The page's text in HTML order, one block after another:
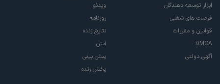
ابزار توسعه دهندگان
فرصت های شغلی
قوانین و مقررات
DMCA
آگهی دولتی
ویدئو
روزنامه
نتایج زنده
آنتن
پیش بینی
پخش زنده